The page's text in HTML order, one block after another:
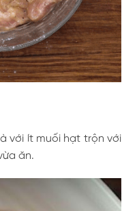
với ít muối hạt trộn với
ăn.